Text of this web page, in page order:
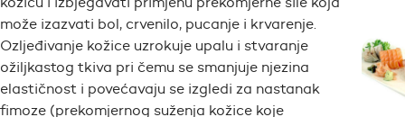
može izazvati bol, crvenilo, pucanje i krvarenje.
Ozljeđivanje kožice uzrokuje upalu i stvaranje
ožiljkastog tkiva pri čemu se smanjuje njezina
elastičnost i povećavaju se izgledi za nastanak
fimoze (prekomjernog suženja kožice koje